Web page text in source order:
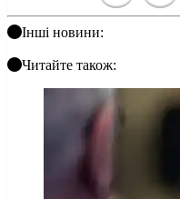
Інші новини:
Читайте також: